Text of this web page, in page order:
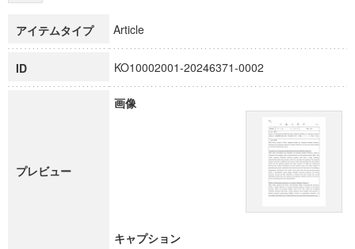
博士課程教育リーディングプログラム「超成熟社会発展のサ
アイテムタイプ Article
ID KO10002001-20246371-0002
プレビュー
画像
キャプション